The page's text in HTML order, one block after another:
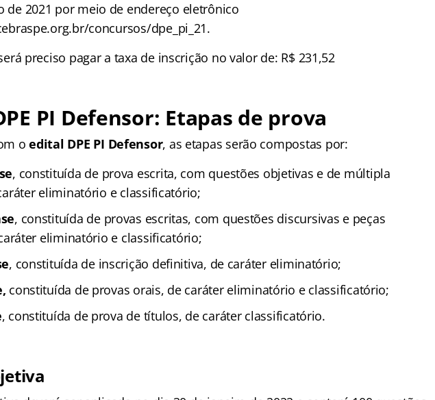
de 2021 por meio de endereço eletrônico
concursos/dpe_pi_21.
preciso pagar a taxa de inscrição no valor de: R$ 231,52
PI Defensor: Etapas de prova
oedital DPE PI Defensor, as etapas serão compostas por:
, constituída de prova escrita, com questões objetivas e de múltipla
eliminatório e classificatório;
, constituída de provas escritas, com questões discursivas e peças
eliminatório e classificatório;
, constituída de inscrição definitiva, de caráter eliminatório;
constituída de provas orais, de caráter eliminatório e classificatório;
, constituída de prova de títulos, de caráter classificatório.